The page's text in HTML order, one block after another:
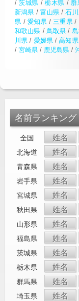
/茨城県 /栃木県 /群
新潟県 / 富山県 /石
県 / 愛知県 /三重県 /
和歌山県 / 鳥取県 /
川県 / 愛媛県/高知県
/ 宮崎県 / 鹿児島県 /
名前ランキング
全国 姓名
北海道 姓名
青森県 姓名
岩手県 姓名
宮城県 姓名
秋田県 姓名
山形県 姓名
福島県 姓名
茨城県 姓名
栃木県 姓名
群馬県 姓名
埼玉県 姓名